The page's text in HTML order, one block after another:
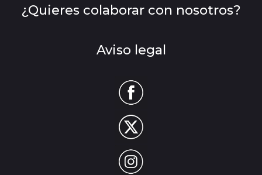
¿Quieres colaborar con nosotros?
Aviso legal